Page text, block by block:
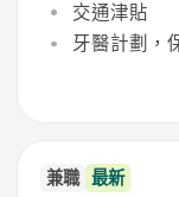
交通津貼
牙醫計劃，
兼職 最新